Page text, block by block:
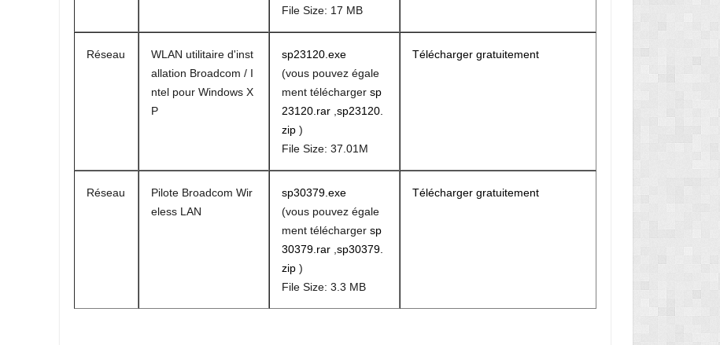
File Size: 17 MB
Réseau
WLAN utilitaire d'inst
allation Broadcom / I
ntel pour Windows X
P
sp23120.exe
(vous pouvez égale
ment télécharger sp
23120.rar,sp23120.
zip)
File Size: 37.01M
Télécharger gratuitement
Réseau
Pilote Broadcom Wir
eless LAN
sp30379.exe
(vous pouvez égale
ment télécharger sp
30379.rar,sp30379.
zip)
File Size: 3.3 MB
Télécharger gratuitement